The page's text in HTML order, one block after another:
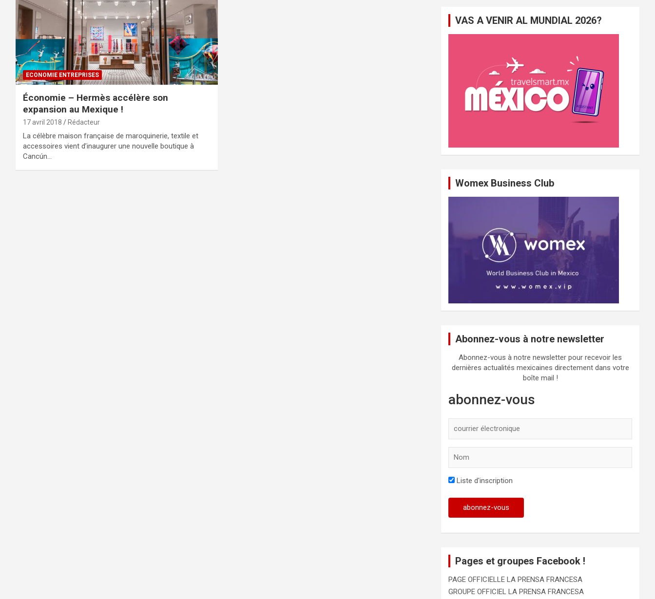
ECONOMIE ENTREPRISES
Économie – Hermès accélère son
expansion au Mexique !
17 avril 2018 Rédacteur
La célèbre maison française de maroquinerie, textile et
accessoires vient d’inaugurer une nouvelle boutique à
Cancún…
c
VAS A VENIR AL MUNDIAL 2026?
Womex Business Club
Abonnez-vous à notre newsletter
Abonnez-vous à notre newsletter pour recevoir les
dernières actualités mexicaines directement dans votre
boîte mail !
abonnez-vous
Liste d'inscription
Pages et groupes Facebook !
PAGE OFFICIELLE LA PRENSA FRANCESA
GROUPE OFFICIEL LA PRENSA FRANCESA